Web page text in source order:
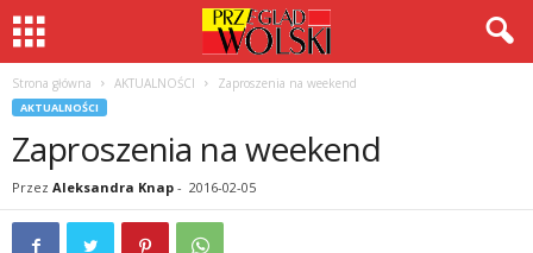
Strona główna AKTUALNOŚCI Zaproszenia na weekend
AKTUALNOŚCI
Zaproszenia na weekend
Przez Aleksandra Knap - 2016-02-05